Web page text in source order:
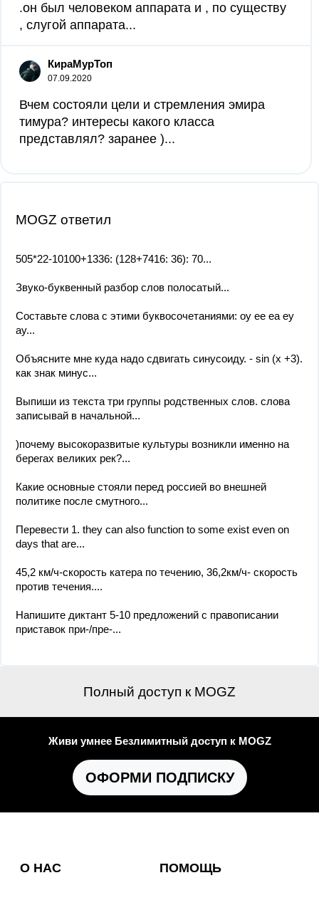
.он был человеком аппарата и , по существу
, слугой аппарата...
КираМурТоп
07.09.2020
Вчем состояли цели и стремления эмира
тимура? интересы какого класса
представлял? заранее )...
MOGZ ответил
505*22-10100+1336: (128+7416: 36): 70...
Звуко-буквенный разбор слов полосатый...
Составьте слова с этими буквосочетаниями: oy ee ea ey
ay...
Объясните мне куда надо сдвигать синусоиду. - sin (х +3).
как знак минус...
Выпиши из текста три группы родственных слов. слова
записывай в начальной...
)почему высокоразвитые культуры возникли именно на
берегах великих рек?...
Какие основные стояли перед россией во внешней
политике после смутного...
Перевести 1. they can also function to some exist even on
days that are...
45,2 км/ч-скорость катера по течению, 36,2км/ч- скорость
против течения....
Напишите диктант 5-10 предложений с правописании
приставок при-/пре-...
Полный доступ к MOGZ
Живи умнее Безлимитный доступ к MOGZ
ОФОРМИ ПОДПИСКУ
О НАС ПОМОЩЬ